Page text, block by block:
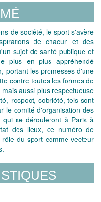
de société, le sport s'avère
de chacun et des
sujet de santé publique et
plus en plus appréhendé
portant les promesses d'une
contre toutes les formes de
aussi plus respectueuse
respect, sobriété, tels sont
le comité d'organisation des
qui se dérouleront à Paris à
des lieux, ce numéro de
du sport comme vecteur